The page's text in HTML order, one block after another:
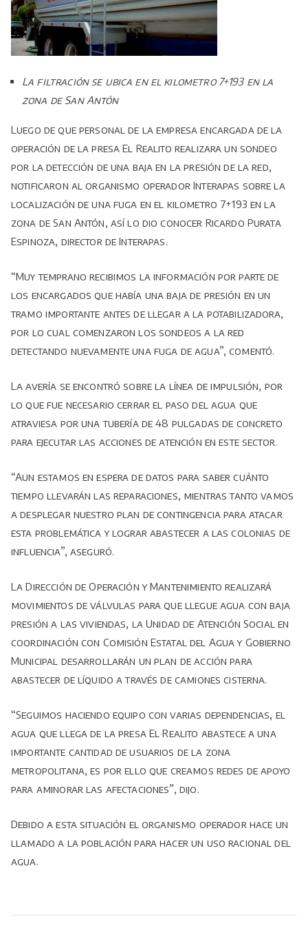
La filtración se ubica en el kilometro 7+193 en la
zona de San Antón
Luego de que personal de la empresa encargada de la
operación de la presa El Realito realizara un sondeo
por la detección de una baja en la presión de la red,
notificaron al organismo operador Interapas sobre la
localización de una fuga en el kilometro 7+193 en la
zona de San Antón, así lo dio conocer Ricardo Purata
Espinoza, director de Interapas.
“Muy temprano recibimos la información por parte de
los encargados que había una baja de presión en un
tramo importante antes de llegar a la potabilizadora,
por lo cual comenzaron los sondeos a la red
detectando nuevamente una fuga de agua”, comentó.
La avería se encontró sobre la línea de impulsión, por
lo que fue necesario cerrar el paso del agua que
atraviesa por una tubería de 48 pulgadas de concreto
para ejecutar las acciones de atención en este sector.
“Aun estamos en espera de datos para saber cuánto
tiempo llevarán las reparaciones, mientras tanto vamos
a desplegar nuestro plan de contingencia para atacar
esta problemática y lograr abastecer a las colonias de
influencia”, aseguró.
La Dirección de Operación y Mantenimiento realizará
movimientos de válvulas para que llegue agua con baja
presión a las viviendas, la Unidad de Atención Social en
coordinación con Comisión Estatal del Agua y Gobierno
Municipal desarrollarán un plan de acción para
abastecer de líquido a través de camiones cisterna.
“Seguimos haciendo equipo con varias dependencias, el
agua que llega de la presa El Realito abastece a una
importante cantidad de usuarios de la zona
metropolitana, es por ello que creamos redes de apoyo
para aminorar las afectaciones”, dijo.
Debido a esta situación el organismo operador hace un
llamado a la población para hacer un uso racional del
agua.